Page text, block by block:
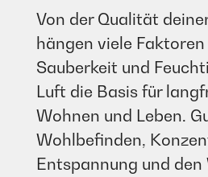
Von der Qualität
hängen viele
Sauberkeit und
Luft die Basis für
Wohnen und Leben.
Wohlbefinden,
Entspannung und den